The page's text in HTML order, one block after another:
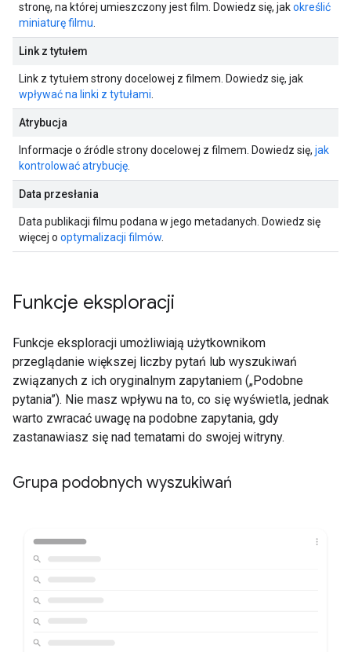
stronę, na której umieszczony jest film. Dowiedz się, jakokreślić
miniaturę filmu.
Link z tytułem
Link z tytułem strony docelowej z filmem. Dowiedz się, jak
wpływać na linki z tytułami.
Atrybucja
Informacje o źródle strony docelowej z filmem. Dowiedz się, jak
kontrolować atrybucję.
Data przesłania
Data publikacji filmu podana w jego metadanych. Dowiedz się
więcej o optymalizacji filmów.
Funkcje eksploracji
Funkcje eksploracji umożliwiają użytkownikom
przeglądanie większej liczby pytań lub wyszukiwań
związanych z ich oryginalnym zapytaniem („Podobne
pytania”). Nie masz wpływu na to, co się wyświetla, jednak
warto zwracać uwagę na podobne zapytania, gdy
zastanawiasz się nad tematami do swojej witryny.
Grupa podobnych wyszukiwań